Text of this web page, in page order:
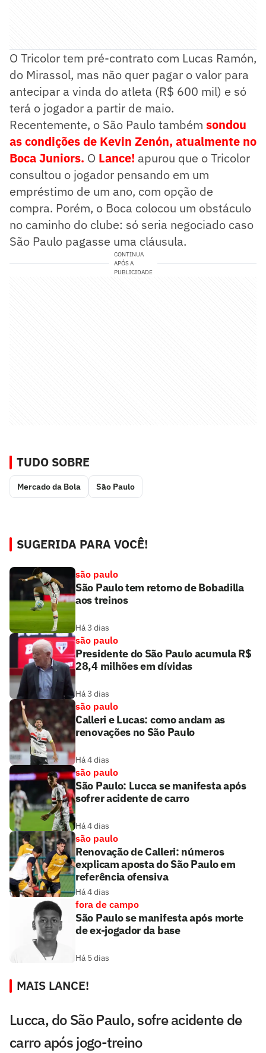
O Tricolor tem pré-contrato com Lucas Ramón,
do Mirassol, mas não quer pagar o valor para
antecipar a vinda do atleta (R$ 600 mil) e só
terá o jogador a partir de maio.
Recentemente, o São Paulo também sondou
as condições de Kevin Zenón, atualmente no
Boca Juniors. O Lance! apurou que o Tricolor
consultou o jogador pensando em um
empréstimo de um ano, com opção de
compra. Porém, o Boca colocou um obstáculo
no caminho do clube: só seria negociado caso
São Paulo pagasse uma cláusula.
CONTINUA
APÓS A
PUBLICIDADE
TUDO SOBRE
Mercado da Bola São Paulo
SUGERIDA PARA VOCÊ!
são paulo
São Paulo tem retorno de Bobadilla
aos treinos
Há 3 dias
são paulo
Presidente do São Paulo acumula R$
28,4 milhões em dívidas
Há 3 dias
são paulo
Calleri e Lucas: como andam as
renovações no São Paulo
Há 4 dias
são paulo
São Paulo: Lucca se manifesta após
sofrer acidente de carro
Há 4 dias
são paulo
Renovação de Calleri: números
explicam aposta do São Paulo em
referência ofensiva
Há 4 dias
fora de campo
São Paulo se manifesta após morte
de ex-jogador da base
Há 5 dias
MAIS LANCE!
Lucca, do São Paulo, sofre acidente de
carro após jogo-treino